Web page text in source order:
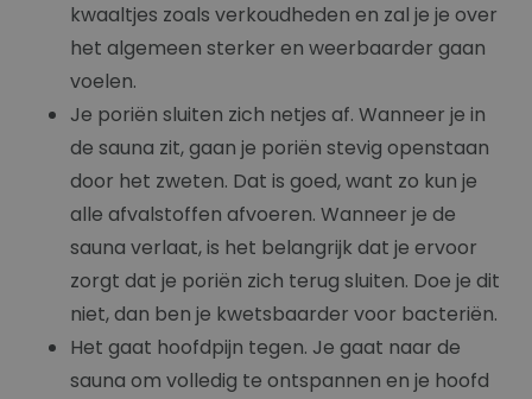
kwaaltjes zoals verkoudheden en zal je je over
het algemeen sterker en weerbaarder gaan
voelen.
Je poriën sluiten zich netjes af. Wanneer je in
de sauna zit, gaan je poriën stevig openstaan
door het zweten. Dat is goed, want zo kun je
alle afvalstoffen afvoeren. Wanneer je de
sauna verlaat, is het belangrijk dat je ervoor
zorgt dat je poriën zich terug sluiten. Doe je dit
niet, dan ben je kwetsbaarder voor bacteriën.
Het gaat hoofdpijn tegen. Je gaat naar de
sauna om volledig te ontspannen en je hoofd